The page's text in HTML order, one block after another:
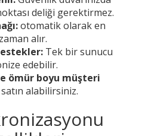
deliği gerektirmez.
otomatik olarak en
alır.
Tek bir sunucu
edebilir.
ömür boyu müşteri
alabilirsiniz.